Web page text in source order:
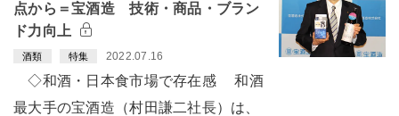
点から＝宝酒造 技術・商品・ブラン
ド力向上
酒類 特集 2022.07.16
◇和酒・日本食市場で存在感 和酒
最大手の宝酒造（村田謙二社長）は、